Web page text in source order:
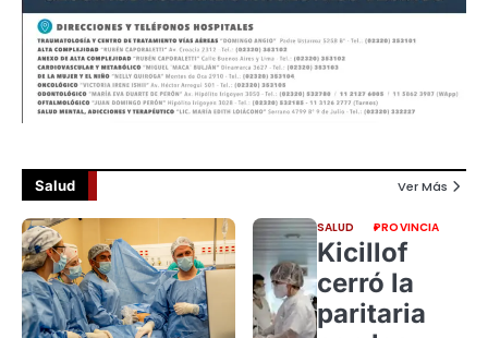
Salud Ver Más
SALUD PROVINCIA
Kicillof
cerró la
paritaria